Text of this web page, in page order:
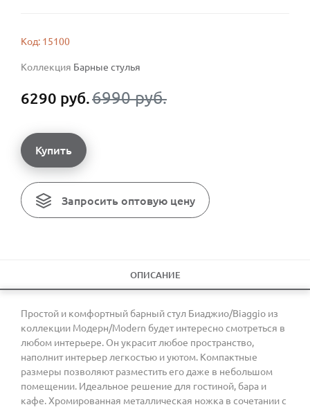
Код: 15100
Коллекция Барные стулья
6290 руб.6990 руб.
Купить
Запросить оптовую цену
ОПИСАНИЕ
Простой и комфортный барный стул Биаджио/Biaggio из
коллекции Модерн/Modern будет интересно смотреться в
любом интерьере. Он украсит любое пространство,
наполнит интерьер легкостью и уютом. Компактные
размеры позволяют разместить его даже в небольшом
помещении. Идеальное решение для гостиной, бара и
кафе. Хромированная металлическая ножка в сочетании с